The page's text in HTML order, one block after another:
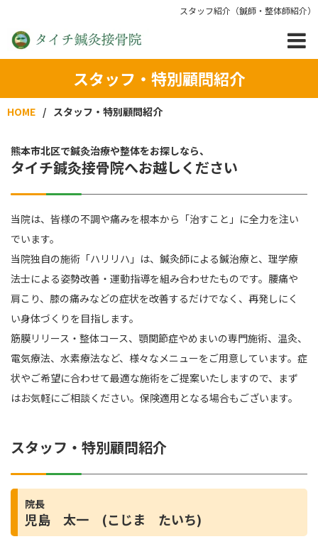
スタッフ紹介（鍼師・整体師紹介）
スタッフ・特別顧問紹介
HOME スタッフ・特別顧問紹介
熊本市北区で鍼灸治療や整体をお探しなら、
タイチ鍼灸接骨院へお越しください
当院は、皆様の不調や痛みを根本から「治すこと」に全力を注い
でいます。
当院独自の施術「ハリリハ」は、鍼灸師による鍼治療と、理学療
法士による姿勢改善・運動指導を組み合わせたものです。腰痛や
肩こり、膝の痛みなどの症状を改善するだけでなく、再発しにく
い身体づくりを目指します。
筋膜リリース・整体コース、顎関節症やめまいの専門施術、温灸、
電気療法、水素療法など、様々なメニューをご用意しています。症
状やご希望に合わせて最適な施術をご提案いたしますので、まず
はお気軽にご相談ください。保険適用となる場合もございます。
スタッフ・特別顧問紹介
院長
児島 太一 (こじま たいち)